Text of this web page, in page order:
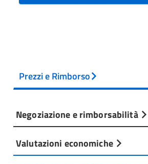
Prezzi e Rimborso
Negoziazione e rimborsabilità
Valutazioni economiche